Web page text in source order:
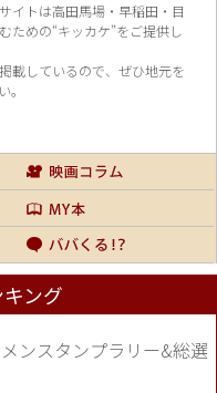
イトは高田馬場・早稲田・目
むための“キッカケ”をご提供し
載しているので、 ぜひ地元を
。
ング
ンスタンプラリー&総選